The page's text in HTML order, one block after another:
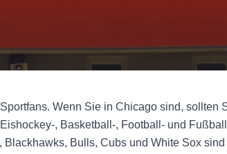
Wenn Sie in Chicago sind, sollten
, Basketball-, Football- und
Bulls, Cubs und White Sox